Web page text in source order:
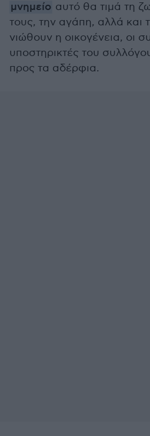
μνημείο αυτό θα τιμά τη
τους, την αγάπη, αλλά και
νιώθουν η οικογένεια, οι
υποστηρικτές του
προς τα αδέρφια.